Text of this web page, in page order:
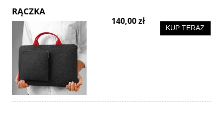
RĄCZKA
140,00 zł
KUP TERAZ